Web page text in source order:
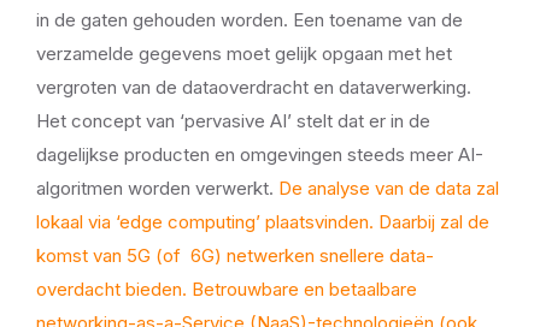
in de gaten gehouden worden. Een toename van de
verzamelde gegevens moet gelijk opgaan met het
vergroten van de dataoverdracht en dataverwerking.
Het concept van ‘pervasive AI’ stelt dat er in de
dagelijkse producten en omgevingen steeds meer AI-
algoritmen worden verwerkt. De analyse van de data zal
lokaal via ‘edge computing’ plaatsvinden. Daarbij zal de
komst van 5G (of 6G) netwerken snellere data-
overdacht bieden. Betrouwbare en betaalbare